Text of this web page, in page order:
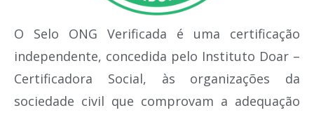
O Selo ONG Verificada é uma certificação
independente, concedida pelo Instituto Doar –
Certificadora Social, às organizações da
sociedade civil que comprovam a adequação